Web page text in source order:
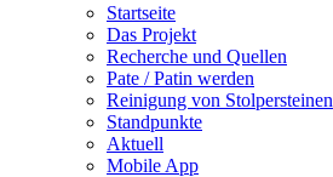
Startseite
Das Projekt
Recherche und Quellen
Pate / Patin werden
Reinigung von Stolpersteinen
Standpunkte
Aktuell
Mobile App